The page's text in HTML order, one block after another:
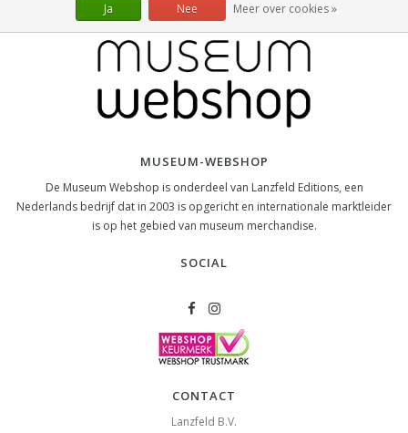
MUSEUM-WEBSHOP
De Museum Webshop is onderdeel van Lanzfeld Editions, een
Nederlands bedrijf dat in 2003 is opgericht en internationale marktleider
is op het gebied van museum merchandise.
SOCIAL
CONTACT
Lanzfeld B.V.
Ja Nee Meer over cookies »